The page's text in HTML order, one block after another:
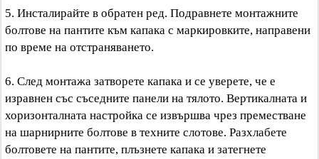
5. Инсталирайте в обратен ред. Подравнете монтажните
болтове на пантите към капака с маркировките, направени
по време на отстраняването.
6. След монтажа затворете капака и се уверете, че е
изравнен със съседните панели на тялото. Вертикалната и
хоризонталната настройка се извършва чрез преместване
на шарнирните болтове в техните слотове. Разхлабете
болтовете на пантите, плъзнете капака и затегнете